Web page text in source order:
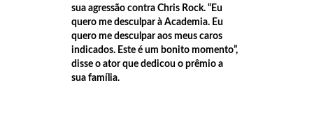
21:30Vídeo mostra PM morto e suspeito juntos em posto de
20:53Rainha e Agroboy da ExpoManacá 2024 serão
20:36
20:29
sua agressão contra Chris Rock. “Eu
quero me desculpar à Academia. Eu
quero me desculpar aos meus caros
indicados. Este é um bonito momento”,
disse o ator que dedicou o prêmio a
sua família.